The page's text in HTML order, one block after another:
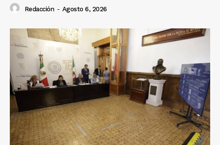
Redacción - Agosto 6, 2026